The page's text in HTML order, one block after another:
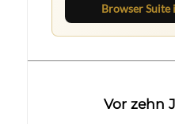
Browser Suite
Vor zehn